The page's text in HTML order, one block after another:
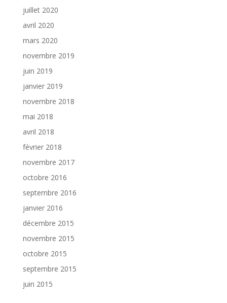
juillet 2020
avril 2020
mars 2020
novembre 2019
juin 2019
janvier 2019
novembre 2018
mai 2018
avril 2018
février 2018
novembre 2017
octobre 2016
septembre 2016
janvier 2016
décembre 2015
novembre 2015
octobre 2015
septembre 2015
juin 2015